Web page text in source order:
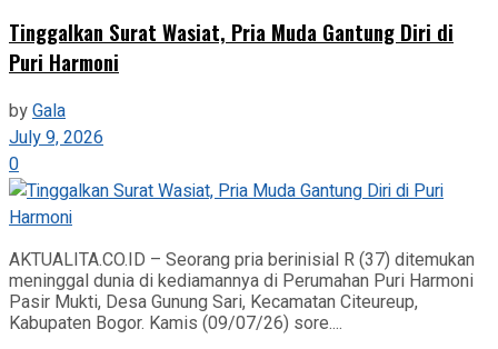
Tinggalkan Surat Wasiat, Pria Muda Gantung Diri di
Puri Harmoni
byGala
July 9, 2026
0
AKTUALITA.CO.ID – Seorang pria berinisial R (37) ditemukan
meninggal dunia di kediamannya di Perumahan Puri Harmoni
Pasir Mukti, Desa Gunung Sari, Kecamatan Citeureup,
Kabupaten Bogor. Kamis (09/07/26) sore....